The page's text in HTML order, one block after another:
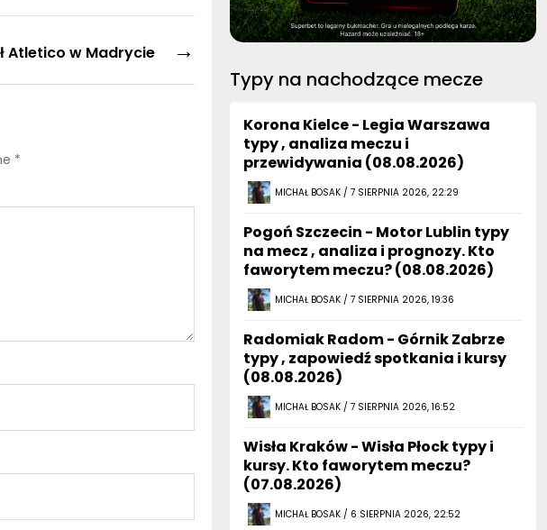
→
Atletico w Madrycie
*
Typy na nachodzące mecze
Korona Kielce - Legia Warszawa
typy , analiza meczu i
przewidywania (08.08.2026)
MICHAŁ BOSAK / 7 SIERPNIA 2026, 22:29
Pogoń Szczecin - Motor Lublin typy
na mecz , analiza i prognozy. Kto
faworytem meczu? (08.08.2026)
MICHAŁ BOSAK / 7 SIERPNIA 2026, 19:36
Radomiak Radom - Górnik Zabrze
typy , zapowiedź spotkania i kursy
(08.08.2026)
MICHAŁ BOSAK / 7 SIERPNIA 2026, 16:52
Wisła Kraków - Wisła Płock typy i
kursy. Kto faworytem meczu?
(07.08.2026)
MICHAŁ BOSAK / 6 SIERPNIA 2026, 22:52